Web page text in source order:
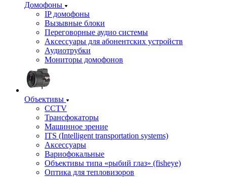
Домофоны
IP домофоны
Вызывные блоки
Переговорные аудио системы
Аксессуары для абонентских устройств
Аудиотрубки
Мониторы домофонов
Объективы
CCTV
Трансфокаторы
Машинное зрение
ITS (Intelligent transportation systems)
Аксессуары
Вариофокальные
Объективы типа «рыбий глаз» (fisheye)
Оптика для тепловизоров